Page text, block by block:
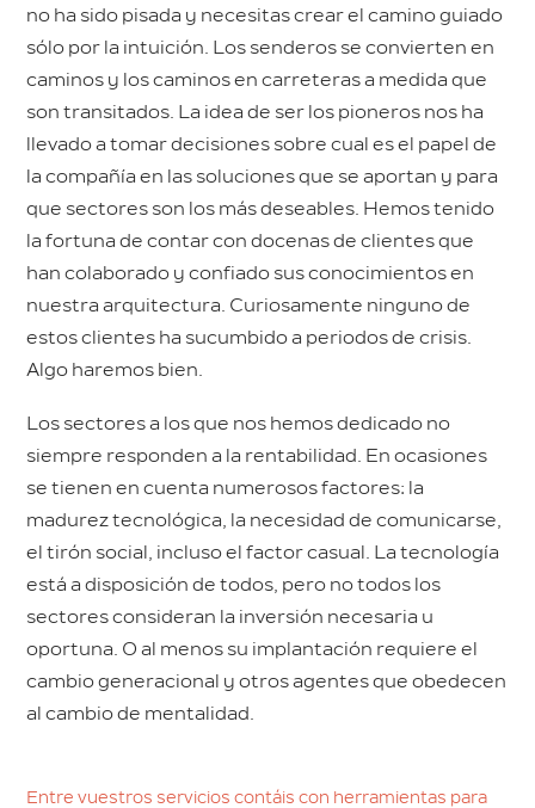
no ha sido pisada y necesitas crear el camino guiado
sólo por la intuición. Los senderos se convierten en
caminos y los caminos en carreteras a medida que
son transitados. La idea de ser los pioneros nos ha
llevado a tomar decisiones sobre cual es el papel de
la compañía en las soluciones que se aportan y para
que sectores son los más deseables. Hemos tenido
la fortuna de contar con docenas de clientes que
han colaborado y confiado sus conocimientos en
nuestra arquitectura. Curiosamente ninguno de
estos clientes ha sucumbido a periodos de crisis.
Algo haremos bien.
Los sectores a los que nos hemos dedicado no
siempre responden a la rentabilidad. En ocasiones
se tienen en cuenta numerosos factores: la
madurez tecnológica, la necesidad de comunicarse,
el tirón social, incluso el factor casual. La tecnología
está a disposición de todos, pero no todos los
sectores consideran la inversión necesaria u
oportuna. O al menos su implantación requiere el
cambio generacional y otros agentes que obedecen
al cambio de mentalidad.
Entre vuestros servicios contáis con herramientas para